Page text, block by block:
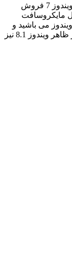
بی شک هیچکدام از محصولات ویندوز به اندازه ویندوز 7 فروش
مایکروسافت
می باشید و
قصد دل کندن از آن را ندارید ولی می خواهید از ظاهر ویندوز 8.1 نیز